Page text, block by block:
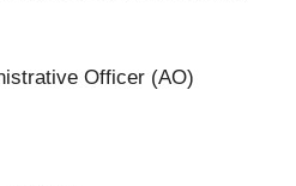
Officer (AO)